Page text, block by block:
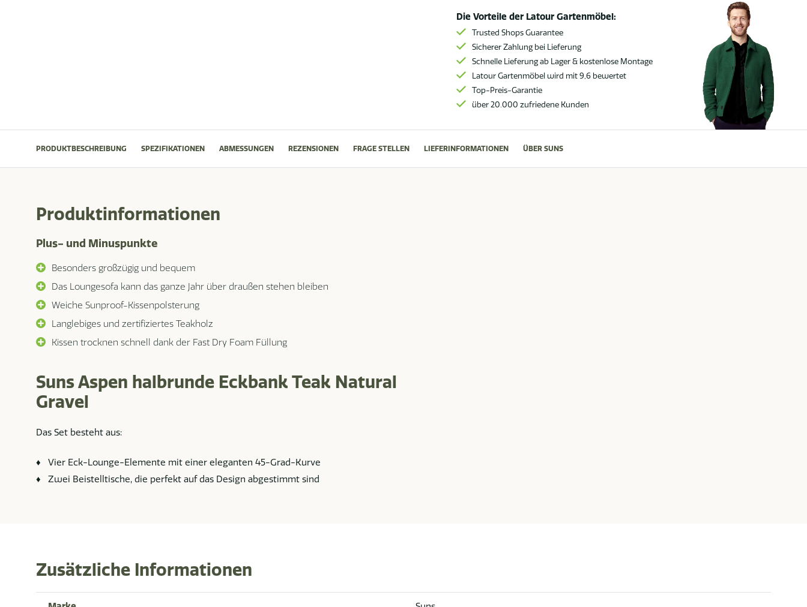
Die Vorteile der Latour Gartenmöbel:
Trusted Shops Guarantee
Sicherer Zahlung bei Lieferung
Schnelle Lieferung ab Lager & kostenlose Montage
Latour Gartenmöbel wird mit 9,6 bewertet
Top-Preis-Garantie
über 20.000 zufriedene Kunden
PRODUKTBESCHREIBUNG SPEZIFIKATIONEN ABMESSUNGEN REZENSIONEN FRAGE STELLEN LIEFERINFORMATIONEN ÜBER SUNS
Produktinformationen
Plus- und Minuspunkte
Besonders großzügig und bequem
Das Loungesofa kann das ganze Jahr über draußen stehen bleiben
Weiche Sunproof-Kissenpolsterung
Langlebiges und zertifiziertes Teakholz
Kissen trocknen schnell dank der Fast Dry Foam Füllung
Suns Aspen halbrunde Eckbank Teak Natural
Gravel
Das Set besteht aus:
♦ Vier Eck-Lounge-Elemente mit einer eleganten 45-Grad-Kurve
♦ Zwei Beistelltische, die perfekt auf das Design abgestimmt sind
Zusätzliche Informationen